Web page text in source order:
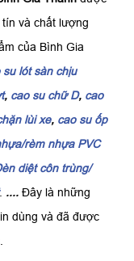
tín và chất lượng
của Bình Gia
su lót sàn chịu
, cao su chữ D, cao
lùi xe, cao su ốp
rèm nhựa PVC
diệt côn trùng/
. .... Đây là những
dùng và đã được